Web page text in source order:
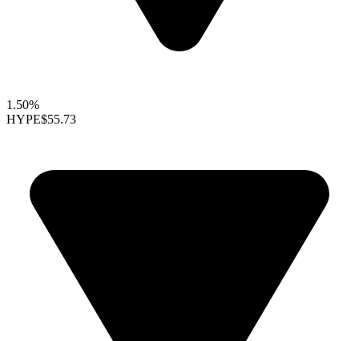
1.50%
HYPE$55.73